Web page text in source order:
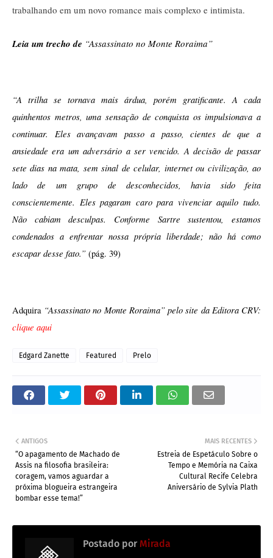
trabalhando em um novo romance mais complexo e intimista.
Leia um trecho de “Assassinato no Monte Roraima”
“A trilha se tornava mais árdua, porém gratificante. A cada
quinhentos metros, uma sensação de conquista os impulsionava a
continuar. Eles avançavam passo a passo, cientes de que a
ansiedade era um adversário a ser vencido. A decisão de passar
sete dias na mata, sem sinal de celular, internet ou civilização, ao
lado de um grupo de desconhecidos, havia sido feita
conscientemente. Eles pagaram caro para vivenciar aquilo tudo.
Não cabiam desculpas. Conforme Sartre sustentou, estamos
condenados a enfrentar nossa própria liberdade; não há como
escapar desse fato.” (pág. 39)
Adquira “Assassinato no Monte Roraima” pelo site da Editora CRV:
clique aqui
Edgard Zanette Featured Prelo
MAIS RECENTES
Estreia de Espetáculo Sobre o
Tempo e Memória na Caixa
Cultural Recife Celebra
Aniversário de Sylvia Plath
ANTIGOS
“O apagamento de Machado de
Assis na filosofia brasileira:
coragem, vamos aguardar a
próxima blogueira estrangeira
bombar esse tema!”
Postado por Mirada